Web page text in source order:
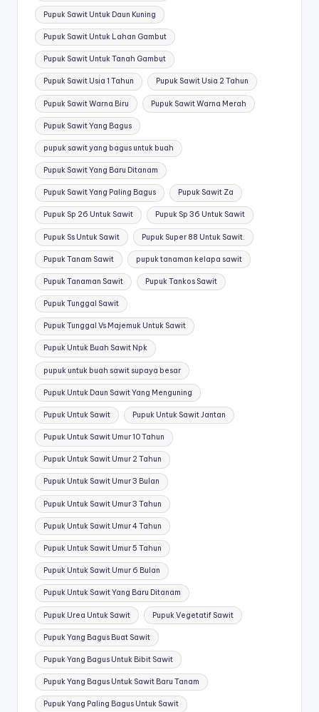
Pupuk Sawit Untuk Daun Kuning
Pupuk Sawit Untuk Lahan Gambut
Pupuk Sawit Untuk Tanah Gambut
Pupuk Sawit Usia 1 Tahun Pupuk Sawit Usia 2 Tahun
Pupuk Sawit Warna Biru Pupuk Sawit Warna Merah
Pupuk Sawit Yang Bagus
pupuk sawit yang bagus untuk buah
Pupuk Sawit Yang Baru Ditanam
Pupuk Sawit Yang Paling Bagus Pupuk Sawit Za
Pupuk Sp 26 Untuk Sawit Pupuk Sp 36 Untuk Sawit
Pupuk Ss Untuk Sawit Pupuk Super 88 Untuk Sawit.
Pupuk Tanam Sawit pupuk tanaman kelapa sawit
Pupuk Tanaman Sawit Pupuk Tankos Sawit
Pupuk Tunggal Sawit
Pupuk Tunggal Vs Majemuk Untuk Sawit
Pupuk Untuk Buah Sawit Npk
pupuk untuk buah sawit supaya besar
Pupuk Untuk Daun Sawit Yang Menguning
Pupuk Untuk Sawit Pupuk Untuk Sawit Jantan
Pupuk Untuk Sawit Umur 10 Tahun
Pupuk Untuk Sawit Umur 2 Tahun
Pupuk Untuk Sawit Umur 3 Bulan
Pupuk Untuk Sawit Umur 3 Tahun
Pupuk Untuk Sawit Umur 4 Tahun
Pupuk Untuk Sawit Umur 5 Tahun
Pupuk Untuk Sawit Umur 6 Bulan
Pupuk Untuk Sawit Yang Baru Ditanam
Pupuk Urea Untuk Sawit Pupuk Vegetatif Sawit
Pupuk Yang Bagus Buat Sawit
Pupuk Yang Bagus Untuk Bibit Sawit
Pupuk Yang Bagus Untuk Sawit Baru Tanam
Pupuk Yang Paling Bagus Untuk Sawit